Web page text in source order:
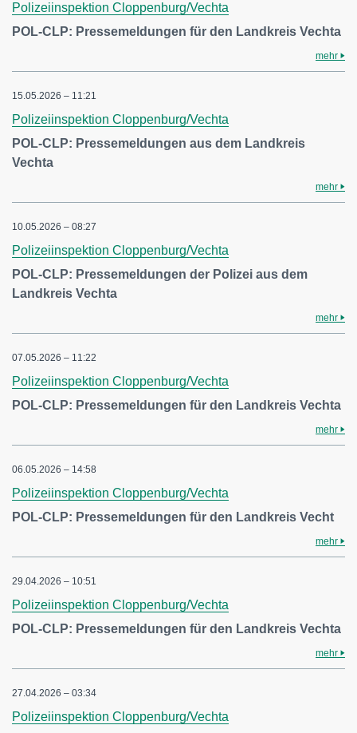
Polizeiinspektion Cloppenburg/Vechta
POL-CLP: Pressemeldungen für den Landkreis Vechta
mehr
15.05.2026 – 11:21
Polizeiinspektion Cloppenburg/Vechta
POL-CLP: Pressemeldungen aus dem Landkreis
Vechta
mehr
10.05.2026 – 08:27
Polizeiinspektion Cloppenburg/Vechta
POL-CLP: Pressemeldungen der Polizei aus dem
Landkreis Vechta
mehr
07.05.2026 – 11:22
Polizeiinspektion Cloppenburg/Vechta
POL-CLP: Pressemeldungen für den Landkreis Vechta
mehr
06.05.2026 – 14:58
Polizeiinspektion Cloppenburg/Vechta
POL-CLP: Pressemeldungen für den Landkreis Vecht
mehr
29.04.2026 – 10:51
Polizeiinspektion Cloppenburg/Vechta
POL-CLP: Pressemeldungen für den Landkreis Vechta
mehr
27.04.2026 – 03:34
Polizeiinspektion Cloppenburg/Vechta